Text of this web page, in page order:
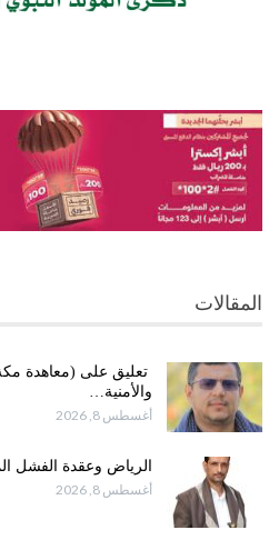
المقالات
تعليق على (معاهدة مكة)
والأمنية…
أغسطس 8, 2026
الرياض وعقدة الفشل
أغسطس 8, 2026